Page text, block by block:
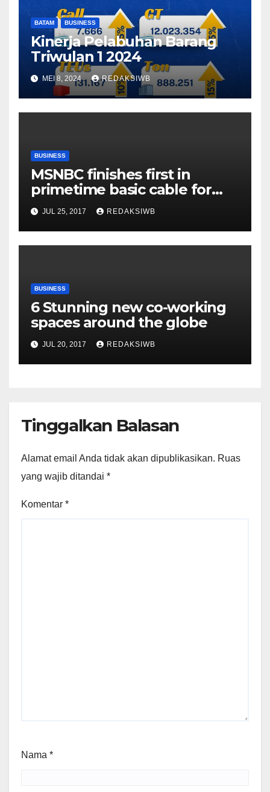
BATAM BUSINESS
Kinerja Pelabuhan Barang
Triwulan 1 2024
MEI 8, 2024 REDAKSIWB
BUSINESS
MSNBC finishes first in
primetime basic cable for
first time ever
JUL 25, 2017 REDAKSIWB
BUSINESS
6 Stunning new co-working
spaces around the globe
JUL 20, 2017 REDAKSIWB
Tinggalkan Balasan
Alamat email Anda tidak akan dipublikasikan. Ruas
yang wajib ditandai *
Komentar *
Nama *